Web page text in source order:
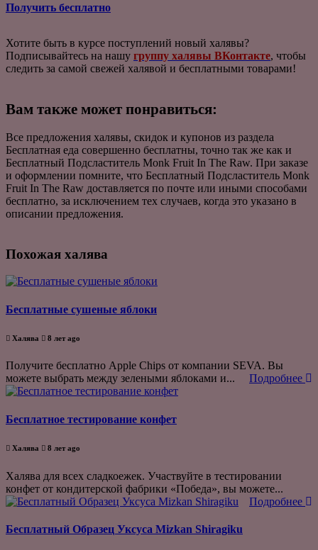
Получить бесплатно
Хотите быть в курсе поступлений новый халявы?
Подписывайтесь на нашу группу халявы ВКонтакте, чтобы
следить за самой свежей халявой и бесплатными товарами!
Вам также может понравиться:
Все предложения халявы, скидок и купонов из раздела
Бесплатная еда совершенно бесплатны, точно так же как и
Бесплатный Подсластитель Monk Fruit In The Raw. При заказе
и оформлении помните, что Бесплатный Подсластитель Monk
Fruit In The Raw доставляется по почте или иными способами
бесплатно, за исключением тех случаев, когда это указано в
описании предложения.
Похожая халява
Бесплатные сушеные яблоки
Халява 8 лет ago
Получите бесплатно Apple Chips от компании SEVA. Вы
можете выбрать между зелеными яблоками и...
Подробнее
Бесплатное тестирование конфет
Халява 8 лет ago
Халява для всех сладкоежек. Участвуйте в тестировании
конфет от кондитерской фабрики «Победа», вы можете...
Подробнее
Бесплатный Образец Уксуса Mizkan Shiragiku